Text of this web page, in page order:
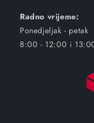
Radno vrijeme:
Ponedjeljak - petak
8:00 - 12:00 i